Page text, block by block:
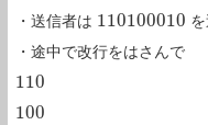
・送信者は 110100010
110100010
・途中で改行をはさんで
110
110
100
100